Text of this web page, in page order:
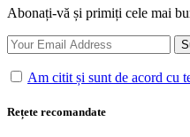
Abonați-vă și primiți cele mai
Am citit și sunt de acord cu
Rețete recomandate